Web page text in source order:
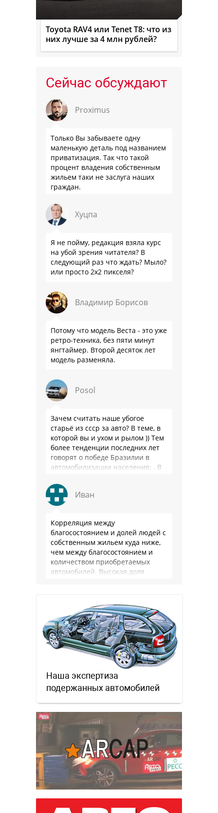
Toyota RAV4 или Tenet T8: что из
них лучше за 4 млн рублей?
Сейчас обсуждают
Proximus
Только Вы забываете одну
маленькую деталь под названием
приватизация. Так что такой
процент владения собственным
жильем таки не заслуга наших
граждан.
Хуцпа
Я не пойму, редакция взяла курс
на убой зрения читателя? В
следующий раз что ждать? Мыло?
или просто 2х2 пикселя?
Владимир Борисов
Потому что модель Веста - это уже
ретро-техника, без пяти минут
янгтаймер. Второй десяток лет
модель разменяла.
Posol
Зачем считать наше убогое
старьё из ссср за авто? В теме, в
которой вы и ухом и рылом )) Тем
более тенденции последних лет
говорят о победе Бразилии в
автомобилизации населения: . В
Иван
Корреляция между
благосостоянием и долей людей с
собственным жильем куда ниже,
чем между благосостоянием и
количеством приобретаемых
автомобилей. Высокая доля
Наша экспертиза
подержанных автомобилей